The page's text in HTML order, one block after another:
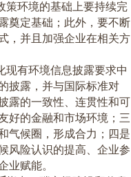
策环境的基础上要持续完
奠定基础；此外，要不断
，并且加强企业在相关方
现有环境信息披露要求中
披露，并与国际标准对
露的一致性、连贯性和可
好的金融和市场环境；三
气候圈，形成合力；四是
风险认识的提高、企业参
业赋能。